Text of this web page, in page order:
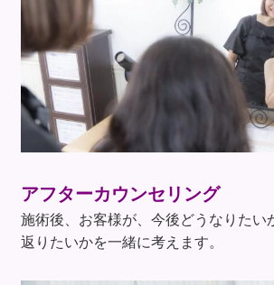
アフターカウンセリング
施術後、お客様が、今後どうなりたい
返りたいかを一緒に考えます。